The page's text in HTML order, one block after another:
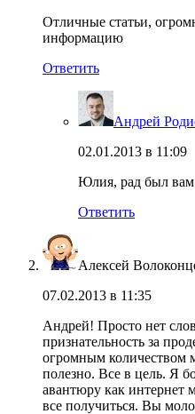
Отличные статьи,
информацию
Ответить
Андрей
02.01.2013 в 11:09
Юлия, рад был вам
Ответить
Алексей
07.02.2013 в 11:35
Андрей! Просто нет
признательность за
огромным количеством
полезно. Все в цель. Я
авантюру как интернет
все получиться. Вы